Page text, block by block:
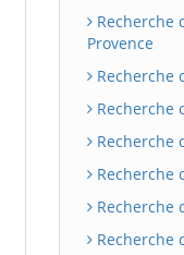
Recherche
Provence
Recherche
Recherche
Recherche
Recherche
Recherche
Recherche